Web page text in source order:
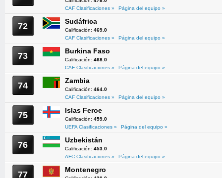
CAF Clasificaciones »
Página del equipo »
72 Sudáfrica
Calificación: 469.0
CAF Clasificaciones »
Página del equipo »
73 Burkina Faso
Calificación: 468.0
CAF Clasificaciones »
Página del equipo »
74 Zambia
Calificación: 464.0
CAF Clasificaciones »
Página del equipo »
75 Islas Feroe
Calificación: 459.0
UEFA Clasificaciones »
Página del equipo »
76 Uzbekistán
Calificación: 453.0
AFC Clasificaciones »
Página del equipo »
77 Montenegro